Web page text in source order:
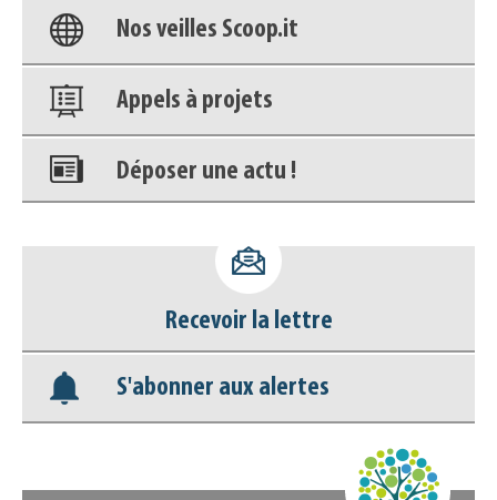
Nos veilles Scoop.it
Appels à projets
Déposer une actu !
déconnecter)
Base documentaire
Nos veilles Scoop.it
Recevoir la lettre
S'abonner aux alertes